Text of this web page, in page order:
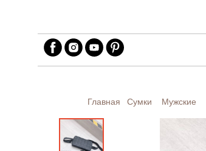
Главная Сумки Мужские